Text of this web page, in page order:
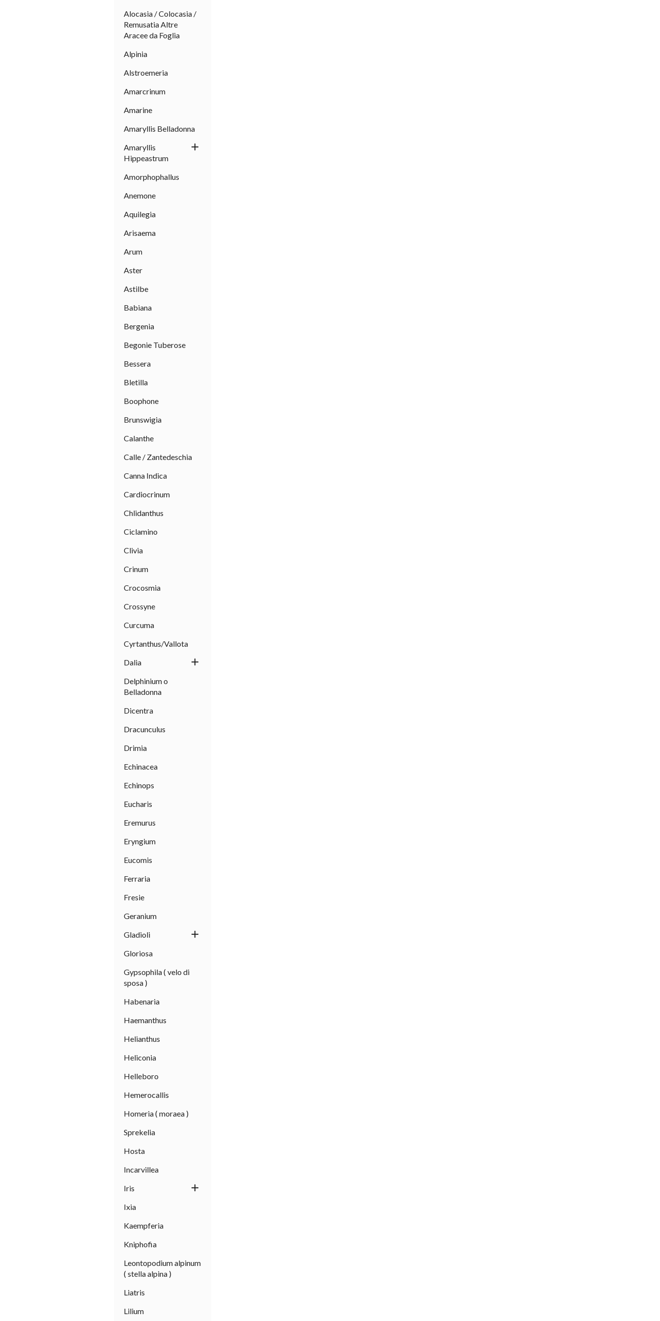
Alocasia / Colocasia /
Remusatia Altre
Aracee da Foglia
Alpinia
Alstroemeria
Amarcrinum
Amarine
Amaryllis Belladonna
Amaryllis
Hippeastrum

Amorphophallus
Anemone
Aquilegia
Arisaema
Arum
Aster
Astilbe
Babiana
Bergenia
Begonie Tuberose
Bessera
Bletilla
Boophone
Brunswigia
Calanthe
Calle / Zantedeschia
Canna Indica
Cardiocrinum
Chlidanthus
Ciclamino
Clivia
Crinum
Crocosmia
Crossyne
Curcuma
Cyrtanthus/Vallota
Dalia

Delphinium o
Belladonna
Dicentra
Dracunculus
Drimia
Echinacea
Echinops
Eucharis
Eremurus
Eryngium
Eucomis
Ferraria
Fresie
Geranium
Gladioli

Gloriosa
Gypsophila ( velo di
sposa )
Habenaria
Haemanthus
Helianthus
Heliconia
Helleboro
Hemerocallis
Homeria ( moraea )
Sprekelia
Hosta
Incarvillea
Iris

Ixia
Kaempferia
Kniphofia
Leontopodium alpinum
( stella alpina )
Liatris
Lilium